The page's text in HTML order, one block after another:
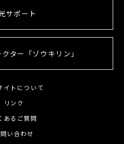
サポート
ター「ゾウキリン」
イトについて
リンク
あるご質問
い合わせ